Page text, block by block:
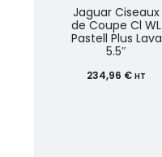
Jaguar Ciseaux
de Coupe Cl WL
Pastell Plus Lava
5.5″
234,96 € HT